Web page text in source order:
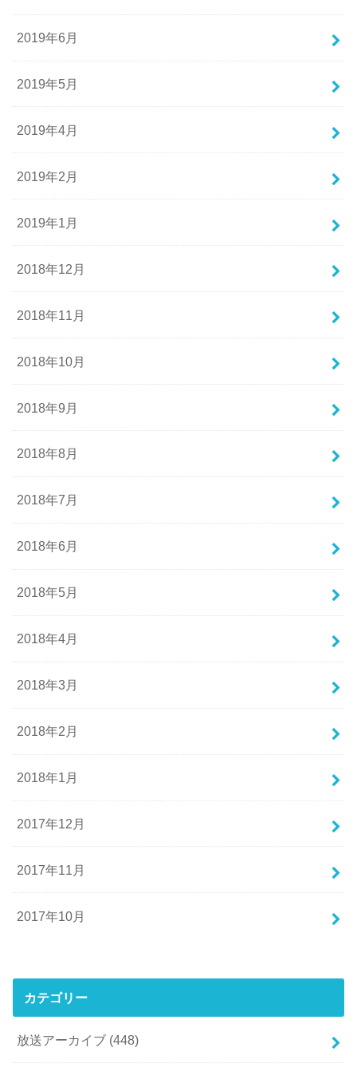
2019年6月
2019年5月
2019年4月
2019年2月
2019年1月
2018年12月
2018年11月
2018年10月
2018年9月
2018年8月
2018年7月
2018年6月
2018年5月
2018年4月
2018年3月
2018年2月
2018年1月
2017年12月
2017年11月
2017年10月
カテゴリー
放送アーカイブ (448)